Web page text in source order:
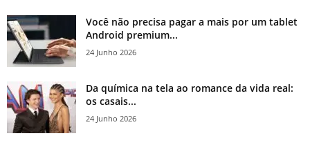
Você não precisa pagar a mais por um tablet
Android premium...
24 Junho 2026
Da química na tela ao romance da vida real:
os casais...
24 Junho 2026